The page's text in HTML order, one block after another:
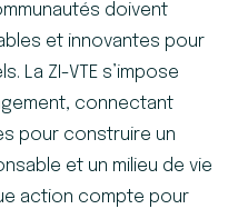
doivent
et innovantes pour
La ZI-VTE s’impose
connectant
pour construire un
et un milieu de vie
action compte pour